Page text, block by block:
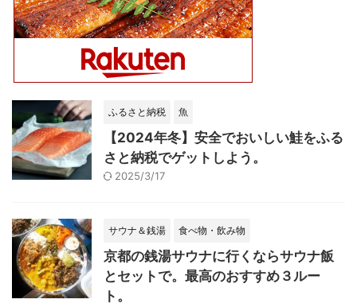
ふるさと納税 魚
【2024年冬】安全でおいしい鮭をふる
さと納税でゲットしよう。
2025/3/17
サウナ＆銭湯 食べ物・飲み物
京都の銭湯サウナに行くならサウナ飯
とセットで。最高のおすすめ３ルー
ト。